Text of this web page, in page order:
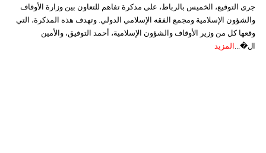
جرى التوقيع، الخميس بالرباط، على مذكرة تفاهم للتعاون بين وزارة الأوقاف
والشؤون الإسلامية ومجمع الفقه الإسلامي الدولي. وتهدف هذه المذكرة، التي
وقعها كل من وزير الأوقاف والشؤون الإسلامية، أحمد التوفيق، والأمين
ال�... المزيد